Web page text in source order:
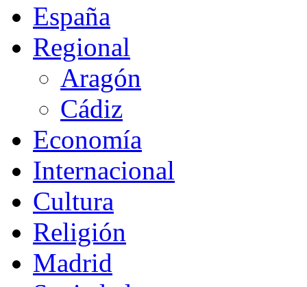
España
Regional
Aragón
Cádiz
Economía
Internacional
Cultura
Religión
Madrid